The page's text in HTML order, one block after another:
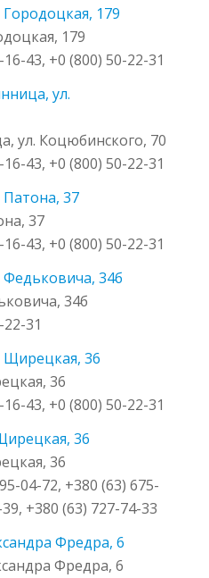
179
179
43, +0 (800) 50-22-31
ул.
ул. Коцюбинского, 70
43, +0 (800) 50-22-31
Патона, 37
37
43, +0 (800) 50-22-31
34б
34б
31
Щирецкая, 36
36
43, +0 (800) 50-22-31
36
36
04-72, +380 (63) 675-
+380 (63) 727-74-33
Фредра, 6
Фредра, 6